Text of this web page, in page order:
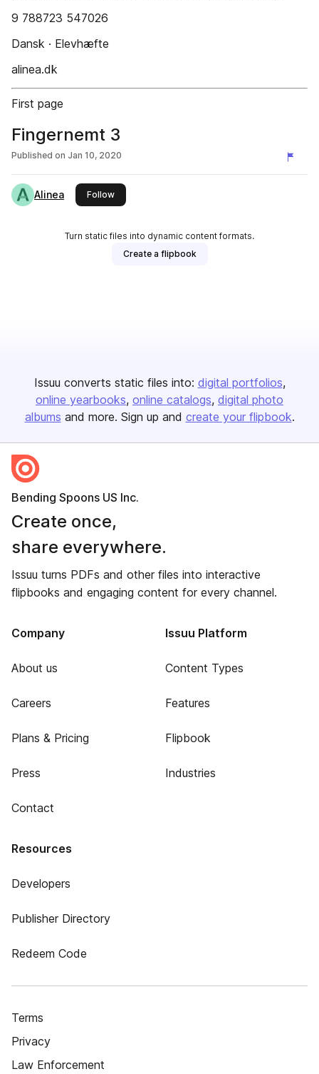
9 788723 547026
Dansk · Elevhæfte
alinea.dk
First page
Fingernemt 3
Published on Jan 10, 2020
Alinea Followthis publisher
Turn static files into dynamic content formats.
Create a flipbook
Issuu converts static files into: digital portfolios
online yearbooks online catalogs digital photo
albums and more. Sign up and create your flipbook.
Bending Spoons US Inc.
Create once,
share everywhere.
Issuu turns PDFs and other files into interactive
flipbooks and engaging content for every channel.
Company
About us
Careers
Plans & Pricing
Press
Contact
Issuu Platform
Content Types
Features
Flipbook
Industries
Resources
Developers
Publisher Directory
Redeem Code
Terms
Privacy
Law Enforcement